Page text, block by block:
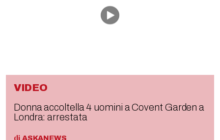
VIDEO
Donna accoltella 4 uomini a Covent Garden a
Londra: arrestata
di ASKANEWS